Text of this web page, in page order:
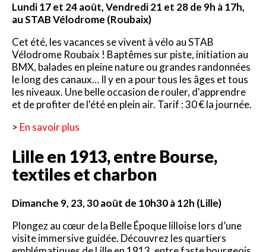
Lundi 17 et 24 août, Vendredi 21 et 28 de 9h à 17h,
au STAB Vélodrome (Roubaix)
Cet été, les vacances se vivent à vélo au STAB
Vélodrome Roubaix ! Baptêmes sur piste, initiation au
BMX, balades en pleine nature ou grandes randonnées
le long des canaux… Il y en a pour tous les âges et tous
les niveaux. Une belle occasion de rouler, d'apprendre
et de profiter de l'été en plein air. Tarif : 30 € la journée.
> En savoir plus
Lille en 1913, entre Bourse,
textiles et charbon
Dimanche 9, 23, 30 août de 10h30 à 12h (Lille)
Plongez au cœur de la Belle Époque lilloise lors d’une
visite immersive guidée. Découvrez les quartiers